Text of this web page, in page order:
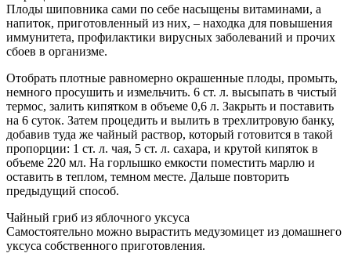
Плоды шиповника сами по себе насыщены витаминами, а
напиток, приготовленный из них, – находка для повышения
иммунитета, профилактики вирусных заболеваний и прочих
сбоев в организме.
Отобрать плотные равномерно окрашенные плоды, промыть,
немного просушить и измельчить. 6 ст. л. высыпать в чистый
термос, залить кипятком в объеме 0,6 л. Закрыть и поставить
на 6 суток. Затем процедить и вылить в трехлитровую банку,
добавив туда же чайный раствор, который готовится в такой
пропорции: 1 ст. л. чая, 5 ст. л. сахара, и крутой кипяток в
объеме 220 мл. На горлышко емкости поместить марлю и
оставить в теплом, темном месте. Дальше повторить
предыдущий способ.
Чайный гриб из яблочного уксуса
Самостоятельно можно вырастить медузомицет из домашнего
уксуса собственного приготовления.